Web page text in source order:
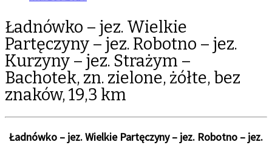
Ładnówko – jez. Wielkie
Partęczyny – jez. Robotno – jez.
Kurzyny – jez. Strażym –
Bachotek, zn. zielone, żółte, bez
znaków, 19,3 km
Ładnówko – jez. Wielkie Partęczyny – jez. Robotno – jez.